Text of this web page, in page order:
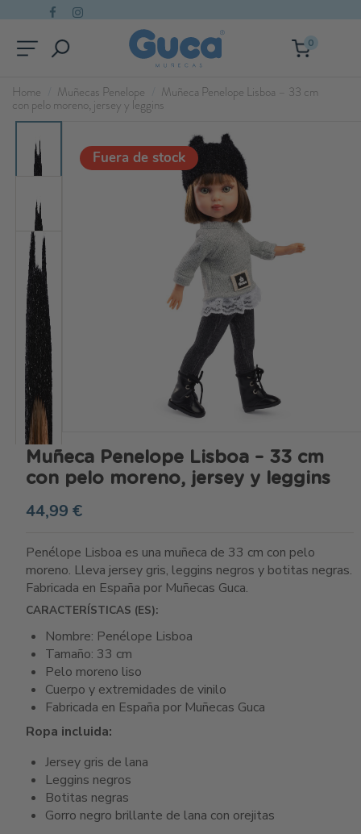
0
Home Muñecas Penelope Muñeca Penelope Lisboa – 33 cm
con pelo moreno, jersey y leggins
Fuera de stock
Muñeca Penelope Lisboa – 33 cm
con pelo moreno, jersey y leggins
44,99 €
Penélope Lisboa es una muñeca de 33 cm con pelo
moreno. Lleva jersey gris, leggins negros y botitas negras.
Fabricada en España por Muñecas Guca.
CARACTERÍSTICAS (ES):
Nombre: Penélope Lisboa
Tamaño: 33 cm
Pelo moreno liso
Cuerpo y extremidades de vinilo
Fabricada en España por Muñecas Guca
Ropa incluida:
Jersey gris de lana
Leggins negros
Botitas negras
Gorro negro brillante de lana con orejitas